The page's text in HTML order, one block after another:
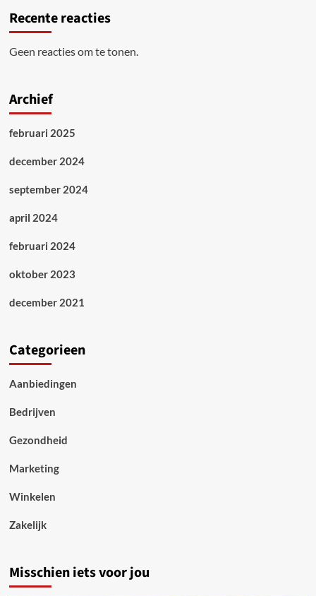
Recente reacties
Geen reacties om te tonen.
Archief
februari 2025
december 2024
september 2024
april 2024
februari 2024
oktober 2023
december 2021
Categorieen
Aanbiedingen
Bedrijven
Gezondheid
Marketing
Winkelen
Zakelijk
Misschien iets voor jou